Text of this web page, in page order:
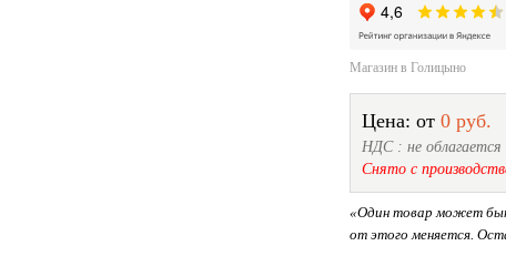
Магазин в Голицыно
Цена: от 0 руб.
НДС : не облагается
Снято с
«Один товар может
от этого меняется.